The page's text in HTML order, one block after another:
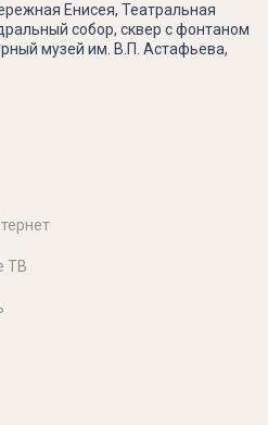
Енисея, Театральная
собор, сквер с фонтаном
музей им. В.П. Астафьева,
ТВ